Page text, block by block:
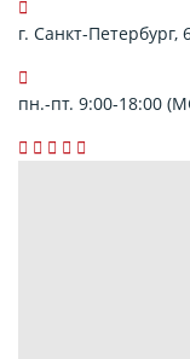
г. Санкт-
пн.-пт. 9:00-18:00